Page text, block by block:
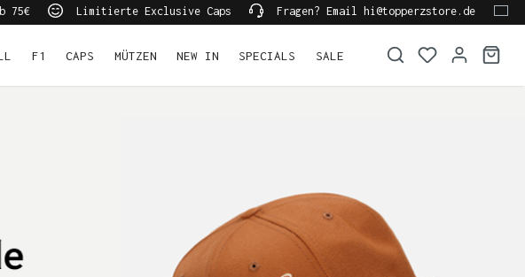
75€ Limitierte Exclusive Caps Fragen? Email hi@topperzstore.de
F1 CAPS MÜTZEN NEW IN SPECIALS SALE